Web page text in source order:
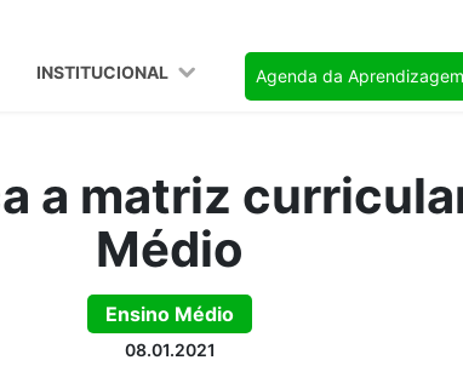
INSTITUCIONAL Agenda da Aprendizagem
a matriz
Médio
Ensino Médio
08.01.2021